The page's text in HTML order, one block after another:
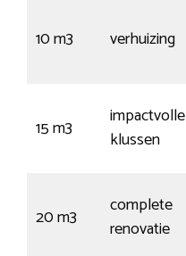
10 m3 verhuizing
15 m3
impactvolle
klussen
20 m3
complete
renovatie